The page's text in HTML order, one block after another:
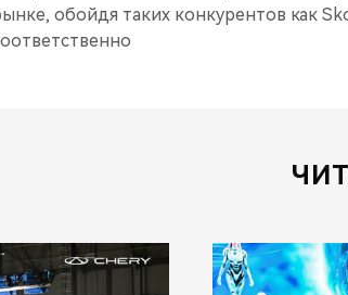
обойдя таких конкурентов как